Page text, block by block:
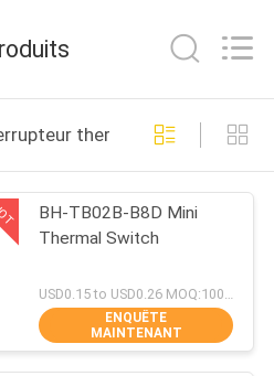
de
KSD
126
274
thermique
BH-TB02B-B8D Mini
Thermal Switch
USD0.15 to USD0.26 MOQ:1000pcs
ENQUÊTE
MAINTENANT